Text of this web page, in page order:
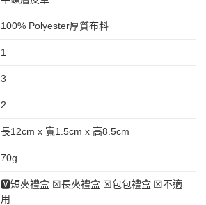
100% Polyester厚質布料
1
3
2
長12cm x 寬1.5cm x 高8.5cm
70g
🆅短夾禮盒 ☒長夾禮盒 ☒包包禮盒 ☒不適
用